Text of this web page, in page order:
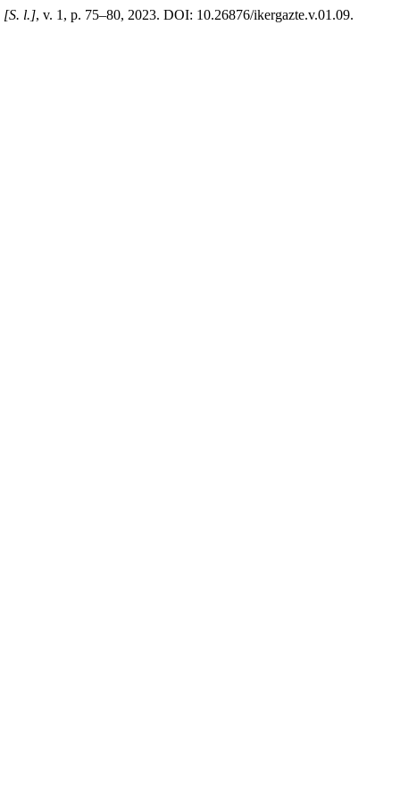
[S. l.], v. 1, p. 75–80, 2023. DOI: 10.26876/ikergazte.v.01.09.